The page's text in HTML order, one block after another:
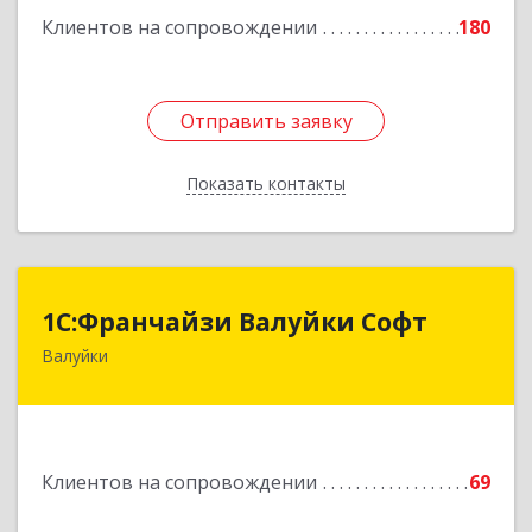
Клиентов на сопровождении 180
Отправить заявку
Показать контакты
Отправить заявку
Назад
1С:Франчайзи Валуйки Софт
Валуйки
Клиентов на сопровождении 69
1С:Франчайзи Валуйки Софт
309996, Белгородская обл, Валуйки г, Горького,